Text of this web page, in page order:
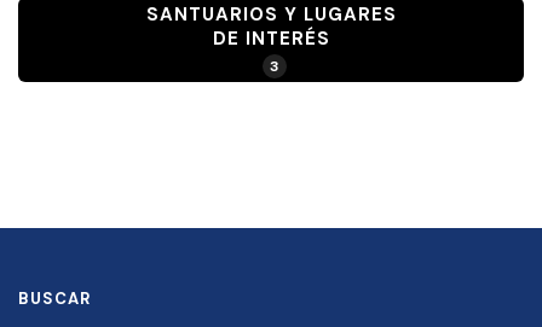
SANTUARIOS Y LUGARES
DE INTERÉS
3
BUSCAR